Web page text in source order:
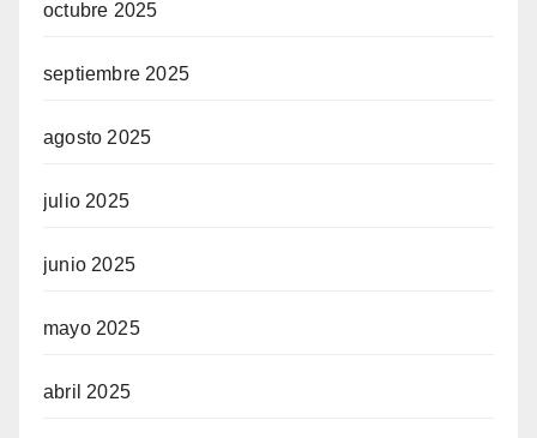
octubre 2025
septiembre 2025
agosto 2025
julio 2025
junio 2025
mayo 2025
abril 2025